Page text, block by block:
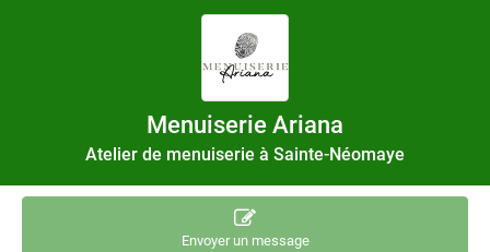
Menuiserie Ariana
Atelier de menuiserie à Sainte-Néomaye
Envoyer un message